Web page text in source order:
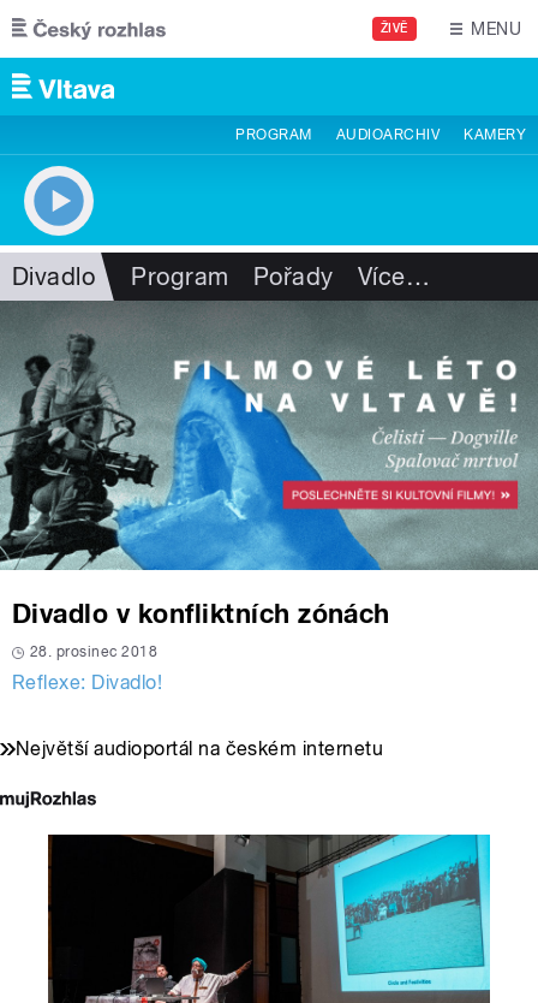
Přejít k hlavnímu obsahu
ŽIVĚ MENU
PROGRAM AUDIOARCHIV KAMERY
Divadlo Program Pořady Více…
Divadlo v konfliktních zónách
28. prosinec 2018
Reflexe: Divadlo!
Největší audioportál na českém internetu